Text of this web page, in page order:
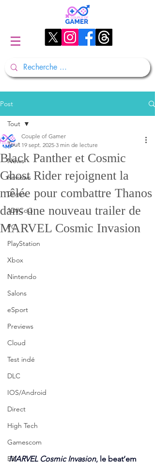
Post
Tout
News
Reviews
Divers
1D#CoG
PC
PlayStation
Xbox
Nintendo
Salons
eSport
Previews
Cloud
Test indé
DLC
IOS/Android
Direct
High Tech
Gamescom
E3
Tout
Black Panther et Cosmic
Ghost Rider rejoignent la
mêlée pour combattre Thanos
dans une nouveau trailer de
MARVEL Cosmic Invasion
Couple of Gamer
19 sept. 2025 3 min de lecture
MARVEL Cosmic Invasion, le beat’em